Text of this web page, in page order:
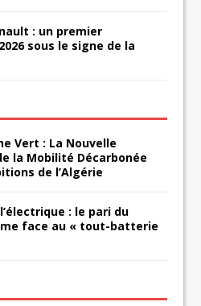
: un premier
sous le signe de la
Vert : La Nouvelle
la Mobilité Décarbonée
de l’Algérie
: le pari du
face au « tout-batterie